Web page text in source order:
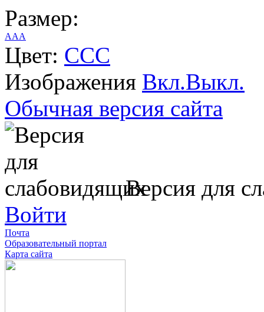
Размер:
AAA
Цвет: CCC
Изображения Вкл.Выкл.
Обычная версия сайта
Версия для
Войти
Почта
Образовательный портал
Карта сайта